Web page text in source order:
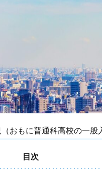
おもに普通科高校の一般
目次